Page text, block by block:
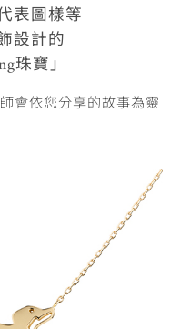
表圖樣等
設計的
珠寶」
會依您分享的故事為靈